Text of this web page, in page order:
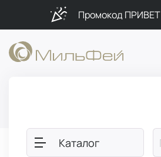
Промокод ПРИВЕТ
Каталог